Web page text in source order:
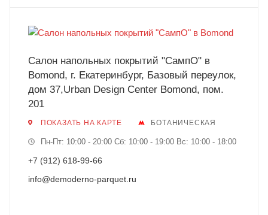
Салон напольных покрытий "СампО" в
Bomond, г. Екатеринбург, Базовый переулок,
дом 37,Urban Design Center Bomond, пом.
201
ПОКАЗАТЬ НА КАРТЕ БОТАНИЧЕСКАЯ
Пн-Пт: 10:00 - 20:00 Сб: 10:00 - 19:00 Вс: 10:00 - 18:00
+7 (912) 618-99-66
info@demoderno-parquet.ru